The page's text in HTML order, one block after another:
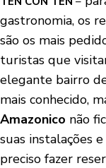
gastronomia, os
são os mais
turistas que
elegante bairro
mais conhecido,
Amazonico não
suas instalações
preciso fazer